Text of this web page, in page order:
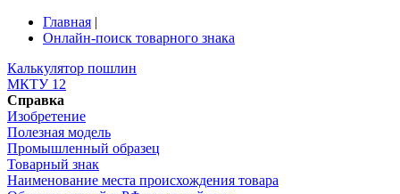
Главная |
Онлайн-поиск товарного знака
Калькулятор пошлин
МКТУ 12
Справка
Изобретение
Полезная модель
Промышленный образец
Товарный знак
Наименование места происхождения товара